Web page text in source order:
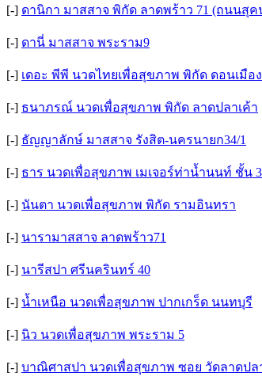
[-] ดานิกา มาสสาจ พิกัด ลาดพร้าว 71 (ถนนสุ
[-] ดานี่ มาสสาจ พระราม9
[-] เดอะ พีพี นวดไทยเพื่อสุขภาพ พิกัด ดอนเมือง
[-] ธนาภรณ์ นวดเพื่อสุขภาพ พิกัด ลาดปลาเค้า
[-] ธัญญาลักษ์ มาสสาจ รังสิต-นครนายก34/1
[-] ธาร นวดเพื่อสุขภาพ เมเจอร์ท่าน้ำนนท์ ชั้น 3
[-] นันตา นวดเพื่อสุขภาพ พิกัด รามอินทรา
[-] นารามาสสาจ ลาดพร้าว71
[-] นารีสปา ศรีนครินทร์ 40
[-] น้ำเหนือ นวดเพื่อสุขภาพ ปากเกร็ด นนทบุรี
[-] นิว นวดเพื่อสุขภาพ พระราม 5
[-] บาณิศาสปา นวดเพื่อสุขภาพ ซอย วัดลาดปล